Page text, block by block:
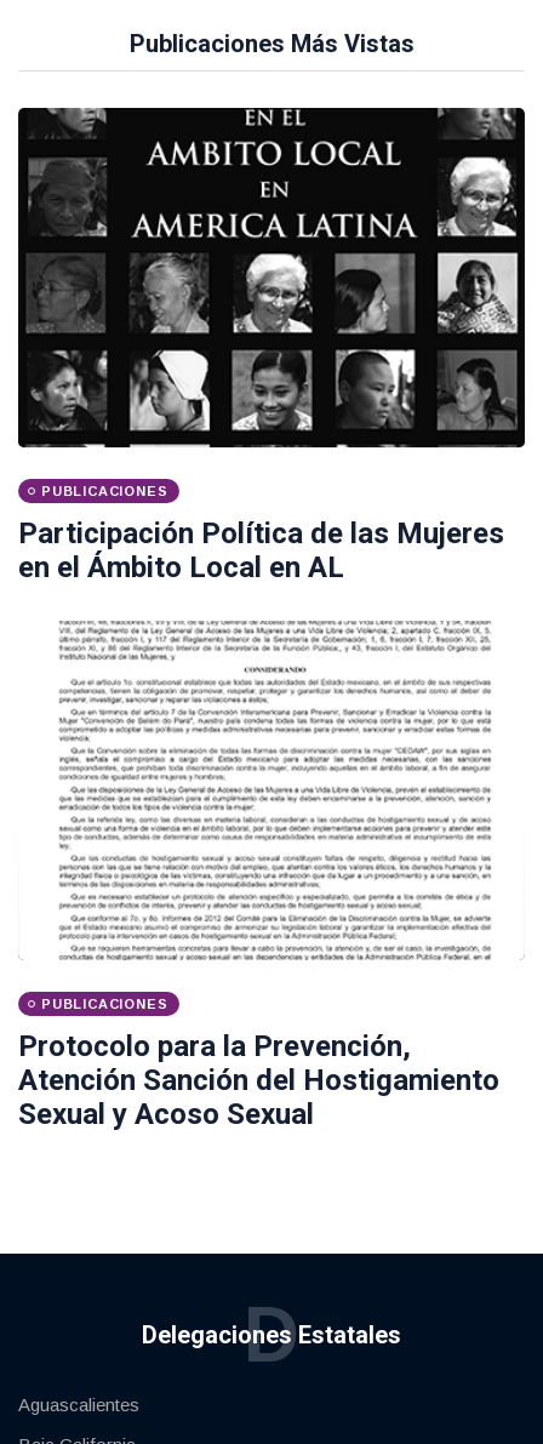
Publicaciones Más Vistas
PUBLICACIONES
Participación Política de las Mujeres
en el Ámbito Local en AL
PUBLICACIONES
Protocolo para la Prevención,
Atención Sanción del Hostigamiento
Sexual y Acoso Sexual
Delegaciones Estatales
D
Aguascalientes